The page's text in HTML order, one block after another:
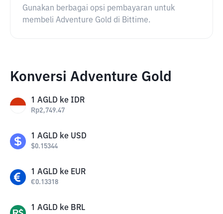
Gunakan berbagai opsi pembayaran untuk
membeli Adventure Gold di Bittime.
Konversi Adventure Gold
1 AGLD ke IDR
Rp2,749.47
1 AGLD ke USD
$0.15344
1 AGLD ke EUR
€0.13318
1 AGLD ke BRL